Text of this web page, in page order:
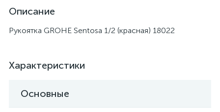
Описание
Рукоятка GROHE Sentosa 1/2 (красная) 18022
Характеристики
Основные